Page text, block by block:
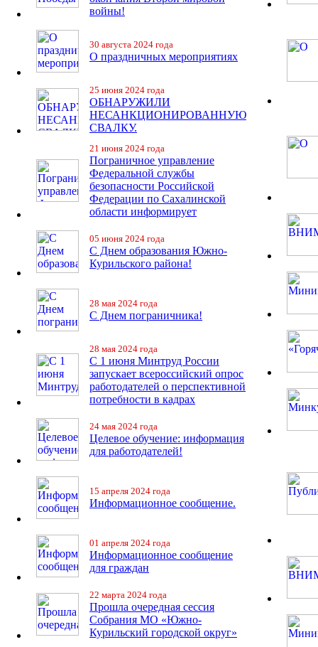
войны!
30 августа 2024 года
О праздничных мероприятиях
25 июня 2024 года
ОБНАРУЖИЛИ
НЕСАНКЦИОНИРОВАННУЮ
СВАЛКУ.
21 июня 2024 года
Пограничное управление
Федеральной службы
безопасности Российской
Федерации по Сахалинской
области информирует
05 июня 2024 года
С Днем образования Южно-
Курильского района!
28 мая 2024 года
С Днем пограничника!
28 мая 2024 года
С 1 июня Минтруд России
запускает всероссийский опрос
работодателей о перспективной
потребности в кадрах
24 мая 2024 года
Целевое обучение: информация
для работодателей!
15 апреля 2024 года
Информационное сообщение.
01 апреля 2024 года
Информационное сообщение
для граждан
22 марта 2024 года
Прошла очередная сессия
Собрания МО «Южно-
Курильский городской округ»